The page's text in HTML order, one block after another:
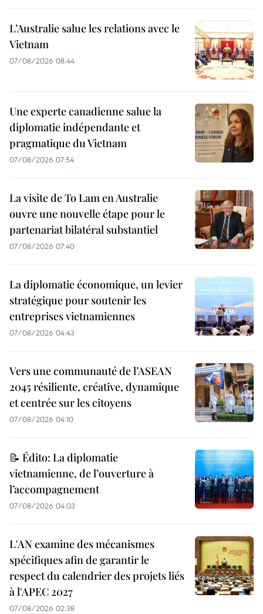
L’Australie salue les relations avec le
Vietnam
07/08/2026 08:44
Une experte canadienne salue la
diplomatie indépendante et
pragmatique du Vietnam
07/08/2026 07:54
La visite de To Lam en Australie
ouvre une nouvelle étape pour le
partenariat bilatéral substantiel
07/08/2026 07:40
La diplomatie économique, un levier
stratégique pour soutenir les
entreprises vietnamiennes
07/08/2026 04:43
Vers une communauté de l’ASEAN
2045 résiliente, créative, dynamique
et centrée sur les citoyens
07/08/2026 04:10
📝 Édito: La diplomatie
vietnamienne, de l’ouverture à
l’accompagnement
07/08/2026 04:03
L'AN examine des mécanismes
spécifiques afin de garantir le
respect du calendrier des projets liés
à l'APEC 2027
07/08/2026 02:38